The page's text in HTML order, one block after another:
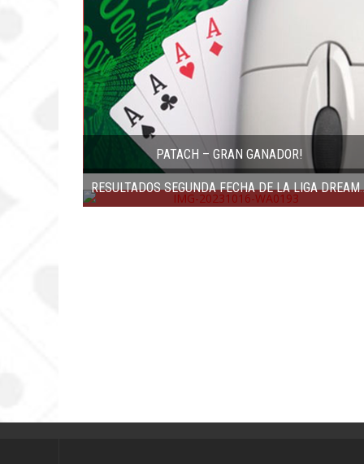
PATACH – GRAN GANADOR!
RESULTADOS